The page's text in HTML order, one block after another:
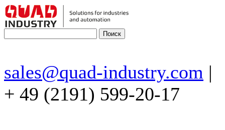
sales@quad-industry.com |
+ 49 (2191) 599-20-17